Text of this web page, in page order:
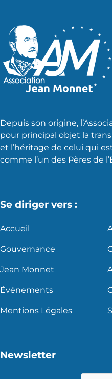
Depuis son origine,
pour principal objet la
et l’héritage de celui qui
comme l’un des Pères de
Se diriger vers :
Accueil
Gouvernance
Jean Monnet
Événements
Mentions Légales
Newsletter